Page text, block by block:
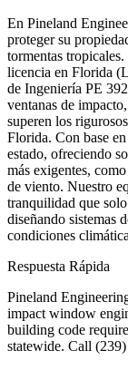
En Pineland
proteger su
tormentas
licencia en Florida
de Ingeniería PE
ventanas de
superen los
Florida. Con base
estado, ofreciendo
más exigentes,
de viento. Nuestro
tranquilidad que
diseñando sistemas
condiciones
Respuesta Rápida
Pineland
impact window
building code
statewide. Call